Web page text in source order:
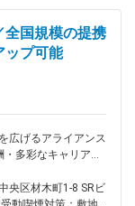
できるシステムを組
手続きを一括代行し
を一元管理できる
ことで、業界のDX
ービスの開発 ・自
SEとフルスタック
立ち上げフェーズ
新規事業の立ち上
医療圏をもって働
全国規模の提携
ップ可能
広げるアライアンス
多彩なキャリアパ
仲介・管理会社向け
。 ■ 具体的
央区材木町1-8 SRビ